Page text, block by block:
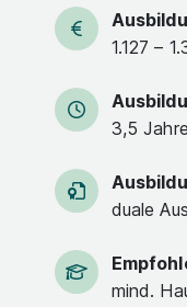
1.127 –
3,5 Jahre
duale
mind.